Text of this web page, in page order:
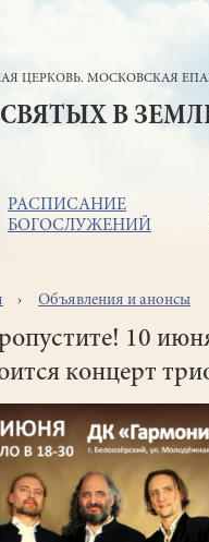
ЦЕРКОВЬ. МОСКОВСКАЯ
В
РАСПИСАНИЕ
БОГОСЛУЖЕНИЙ
Объявления и анонсы
10
концерт